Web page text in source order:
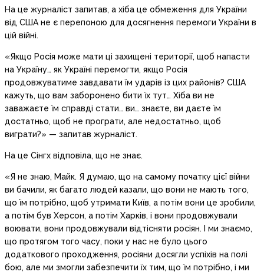
На це журналіст запитав, а хіба це обмеження для України
від США не є перепоною для досягнення перемоги України в
цій війні.
«Якщо Росія може мати ці захищені території, щоб напасти
на Україну… як Україні перемогти, якщо Росія
продовжуватиме завдавати їм ударів із цих районів? США
кажуть, що вам заборонено бити їх тут… Хіба ви не
заважаєте їм справді стати… ви… знаєте, ви даєте їм
достатньо, щоб не програти, але недостатньо, щоб
виграти?» — запитав журналіст.
На це Сінгх відповіла, що не знає.
«Я не знаю, Майк. Я думаю, що на самому початку цієї війни
ви бачили, як багато людей казали, що вони не мають того,
що їм потрібно, щоб утримати Київ, а потім вони це зробили,
а потім був Херсон, а потім Харків, і вони продовжували
воювати, вони продовжували відтісняти росіян. І ми знаємо,
що протягом того часу, поки у нас не було цього
додаткового проходження, росіяни досягли успіхів на полі
бою, але ми змогли забезпечити їх тим, що їм потрібно, і ми